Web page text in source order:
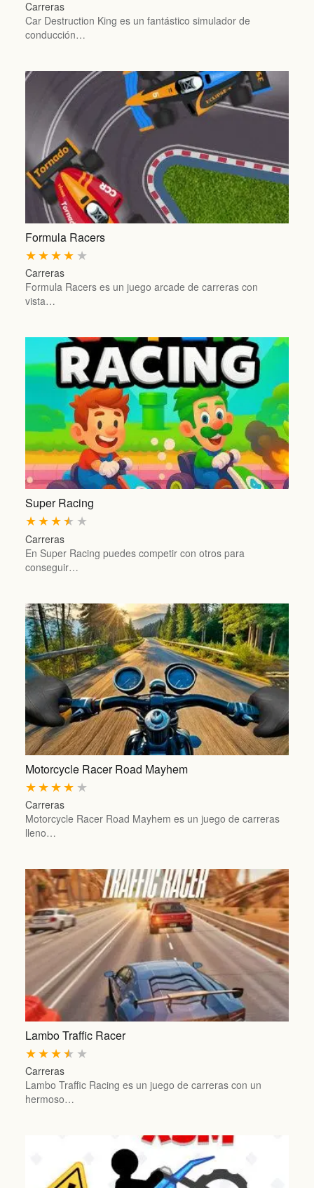
Carreras
Car Destruction King es un fantástico simulador de
conducción…
Formula Racers
★
★
★
★
★
Carreras
Formula Racers es un juego arcade de carreras con
vista…
Super Racing
★
★
★
★
★
Carreras
En Super Racing puedes competir con otros para
conseguir…
Motorcycle Racer Road Mayhem
★
★
★
★
★
Carreras
Motorcycle Racer Road Mayhem es un juego de carreras
lleno…
Lambo Traffic Racer
★
★
★
★
★
Carreras
Lambo Traffic Racing es un juego de carreras con un
hermoso…